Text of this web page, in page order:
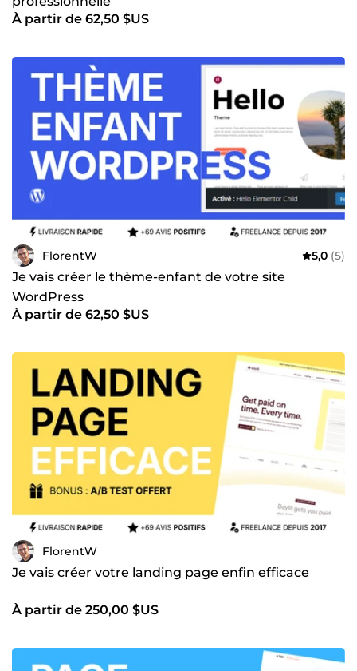
À partir de 62,50 $US
FlorentW 5,0 (5)
Je vais créer le thème-enfant de votre site
WordPress
À partir de 62,50 $US
FlorentW
Je vais créer votre landing page enfin efficace
À partir de 250,00 $US